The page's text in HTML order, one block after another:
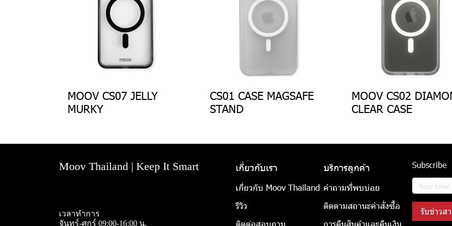
MOOV CS07 JELLY
MURKY
CS01 CASE MAGSAFE
STAND
MOOV CS02
CLEAR CASE
Moov Thailand | Keep It Smart
เวลาทำการ
จันทร์-ศุกร์ 09:00-16:00 น.
เกี่ยวกับเรา
เกี่ยวกับ Moov Thailand
รีวิว
ติดต่อสอบถาม
บริการลูกค้า
คำถามที่พบบ่อย
ติดตามสถานะคำสั่งซื้อ
การคืนสินค้าและคืนเงิน
Subscribe
รับข่าวส